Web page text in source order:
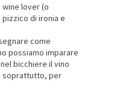
lover (o
di ironia e
come
possiamo imparare
bicchiere il vino
soprattutto, per